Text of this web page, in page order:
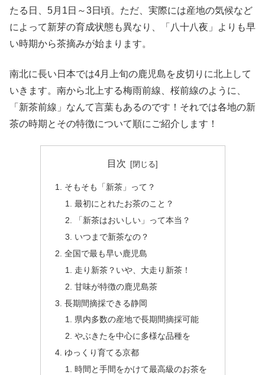
たる日、5月1日～3日頃。ただ、実際には産地の気候など
によって新芽の育成状態も異なり、「八十八夜」よりも早
い時期から茶摘みが始まります。
南北に長い日本では4月上旬の鹿児島を皮切りに北上して
いきます。南から北上する梅雨前線、桜前線のように、
「新茶前線」なんて言葉もあるのです！それでは各地の新
茶の時期とその特徴について順にご紹介します！
目次
そもそも「新茶」って？
最初にとれたお茶のこと？
「新茶はおいしい」って本当？
いつまで新茶なの？
全国で最も早い鹿児島
走り新茶？いや、大走り新茶！
甘味が特徴の鹿児島茶
長期間摘採できる静岡
県内多数の産地で長期間摘採可能
やぶきたを中心に多様な品種を
ゆっくり育てる京都
時間と手間をかけて最高級のお茶を